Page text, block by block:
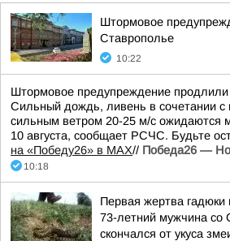
Штормовое
Ставрополье
10:22
Штормовое предупреждение
Сильный дождь, ливень в сочетании с
сильным ветром 20-25 м/с ожидаются
10 августа, сообщает РСЧС. Будьте
на «Победу26» в MAX// Победа26 —
10:18
Первая жертва гадюки
73-летний мужчина со
скончался от укуса